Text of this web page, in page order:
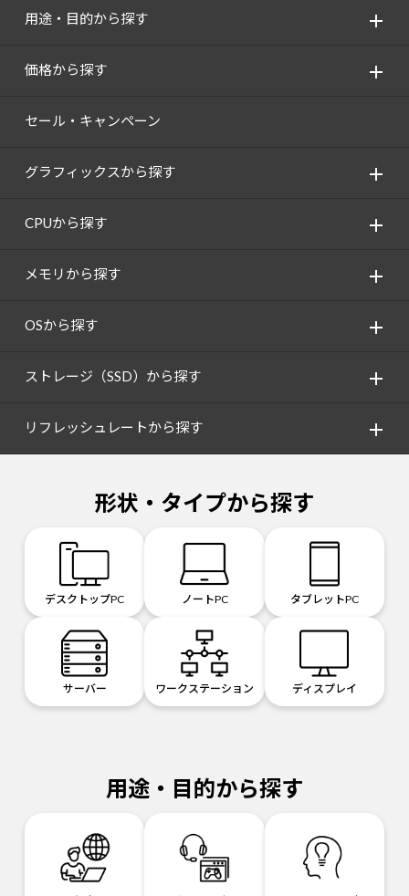
用途・目的から探す
価格から探す
セール・キャンペーン
グラフィックスから探す
CPUから探す
メモリから探す
OSから探す
ストレージ（SSD）から探す
リフレッシュレートから探す
形状・タイプから探す
デスクトップPC ノートPC タブレットPC
サーバー ワークステーション ディスプレイ
用途・目的から探す